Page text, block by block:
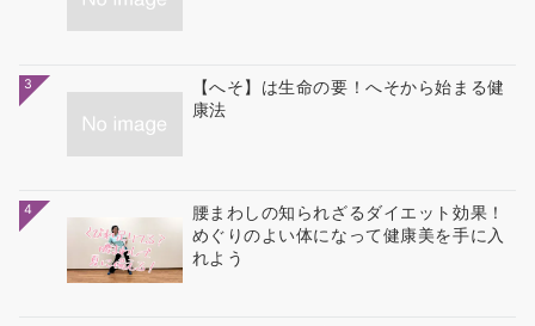
3
【へそ】は生命の要！へそから始まる健
康法
4
腰まわしの知られざるダイエット効果！
めぐりのよい体になって健康美を手に入
れよう